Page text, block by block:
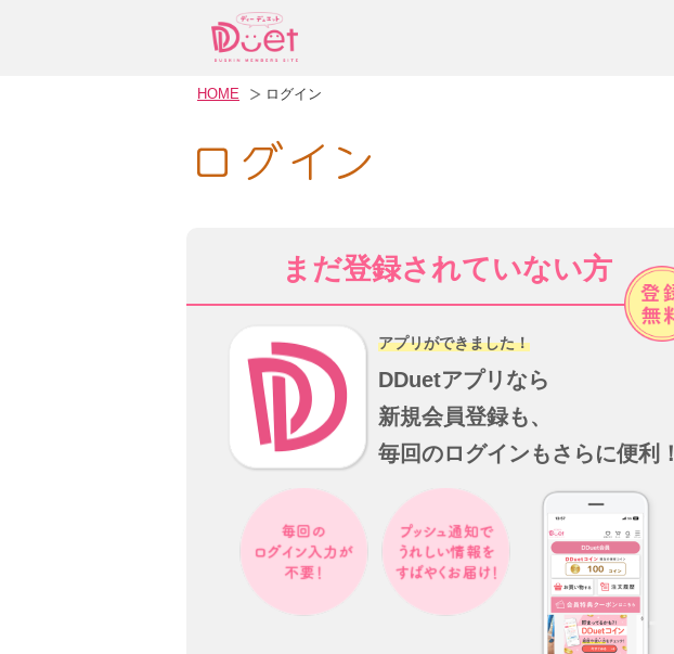
HOME ログイン
まだ登録されていない方
アプリができました！
DDuetアプリなら
新規会員登録も、
毎回のログインもさらに便利！